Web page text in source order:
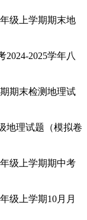
级上学期期末地
2025学年八
期末检测地理试
理试题（模拟卷
级上学期期中考
级上学期10月月